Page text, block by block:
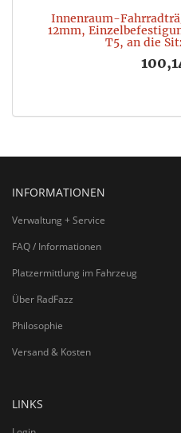
Innenraum-
12mm,
T5, an die
INFORMATIONEN
Verwaltung + Service
FAQ / Informationen
Platzermittlung im Fahrzeug
Über RadFazz
Philosophie
Versand & Kosten
LINKS